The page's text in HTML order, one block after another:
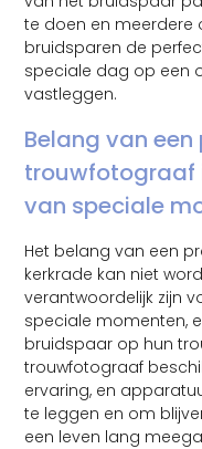
te doen en meerdere
bruidsparen de
speciale dag op een
vastleggen.
Belang van
trouwfotograaf
van speciale
Het belang van een
kerkrade kan niet
verantwoordelijk zijn
speciale momenten,
bruidspaar op hun
trouwfotograaf
ervaring, en
te leggen en om
een leven lang